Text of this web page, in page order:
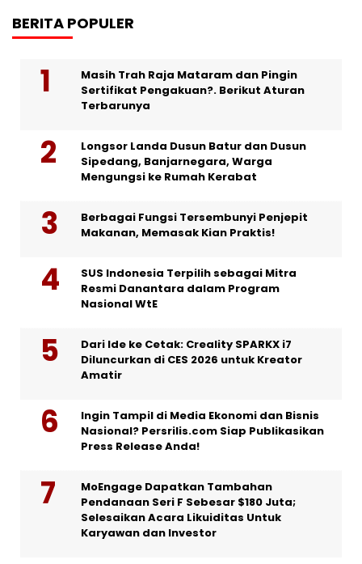
BERITA POPULER
Masih Trah Raja Mataram dan Pingin
Sertifikat Pengakuan?. Berikut Aturan
Terbarunya
Longsor Landa Dusun Batur dan Dusun
Sipedang, Banjarnegara, Warga
Mengungsi ke Rumah Kerabat
Berbagai Fungsi Tersembunyi Penjepit
Makanan, Memasak Kian Praktis!
SUS Indonesia Terpilih sebagai Mitra
Resmi Danantara dalam Program
Nasional WtE
Dari Ide ke Cetak: Creality SPARKX i7
Diluncurkan di CES 2026 untuk Kreator
Amatir
Ingin Tampil di Media Ekonomi dan Bisnis
Nasional? Persrilis.com Siap Publikasikan
Press Release Anda!
MoEngage Dapatkan Tambahan
Pendanaan Seri F Sebesar $180 Juta;
Selesaikan Acara Likuiditas Untuk
Karyawan dan Investor